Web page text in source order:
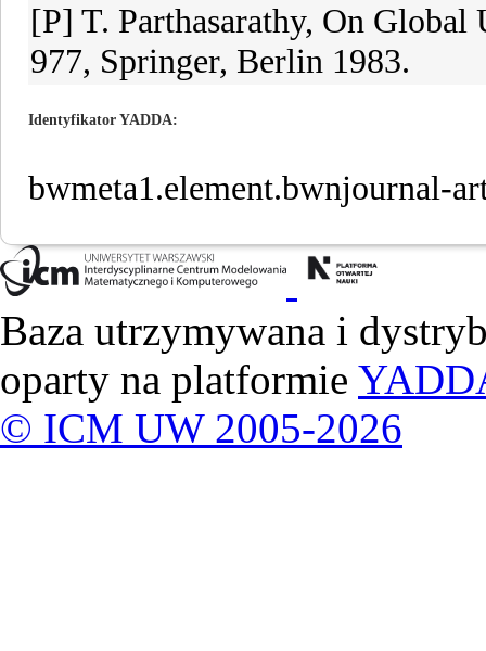
[P] T. Parthasarathy, On
977, Springer, Berlin 1983.
Identyfikator YADDA
bwmeta1.element.bwnjournal-
Baza utrzymywana i
oparty na platformie
© ICM UW 2005-2026